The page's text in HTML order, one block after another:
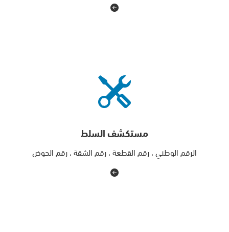
مستكشف السلط
الرقم الوطني ، رقم القطعة ، رقم الشقة ، رقم الحوض